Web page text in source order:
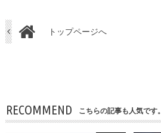
トップページへ
RECOMMEND こちらの記事も人気です。